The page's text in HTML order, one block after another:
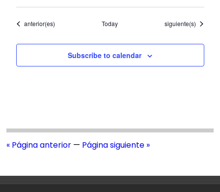
Eventos
anterior(es) Today Eventos
siguiente(s)
Subscribe to calendar
« Página anterior — Página siguiente »